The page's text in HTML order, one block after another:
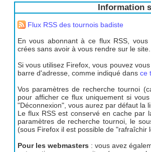
Information
Flux RSS des tournois badiste
En vous abonnant à ce flux RSS,
crées sans avoir à vous rendre sur le site.
Si vous utilisez Firefox, vous pouvez
barre d'adresse, comme indiqué dans ce
Vos paramètres de recherche tournoi
pour afficher ce flux uniquement si
"Déconnexion", vous aurez par défaut la
Le flux RSS est conservé en cache par
paramètres de recherche tournoi, le
(sous Firefox il est possible de "rafraîchir
Pour les webmasters : vous avez